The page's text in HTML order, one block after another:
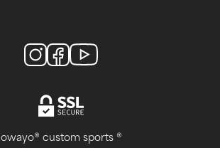
owayo® custom sports ®